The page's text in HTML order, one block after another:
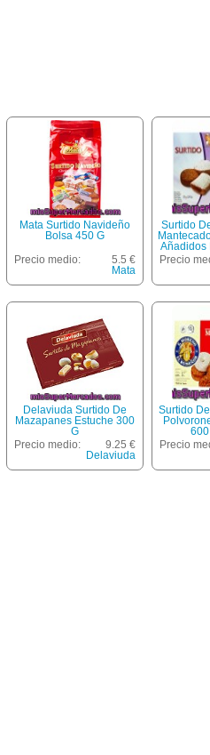
Mata Surtido Navideño
Bolsa 450 G
Precio medio:
5.5 €
Mata
Surtido
Añadidos
Precio
Delaviuda Surtido De
Mazapanes Estuche 300
G
Precio medio:
9.25 €
Delaviuda
Surtido
Precio